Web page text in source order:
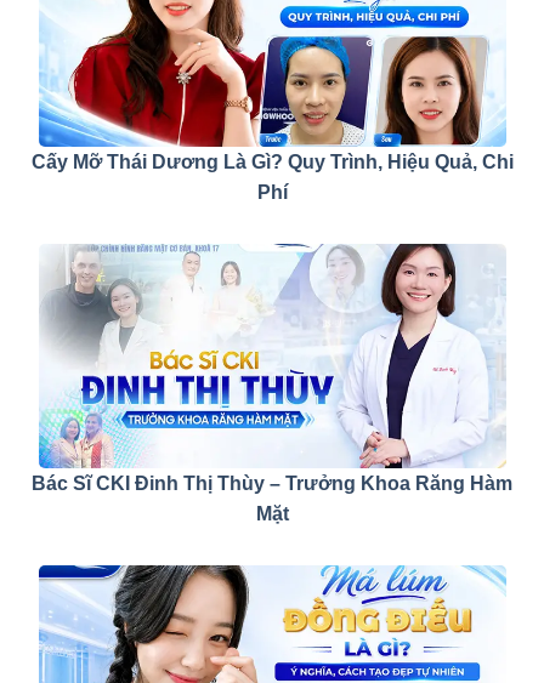
Cấy Mỡ Thái Dương Là Gì? Quy Trình, Hiệu Quả, Chi
Phí
Bác Sĩ CKI Đinh Thị Thùy – Trưởng Khoa Răng Hàm
Mặt